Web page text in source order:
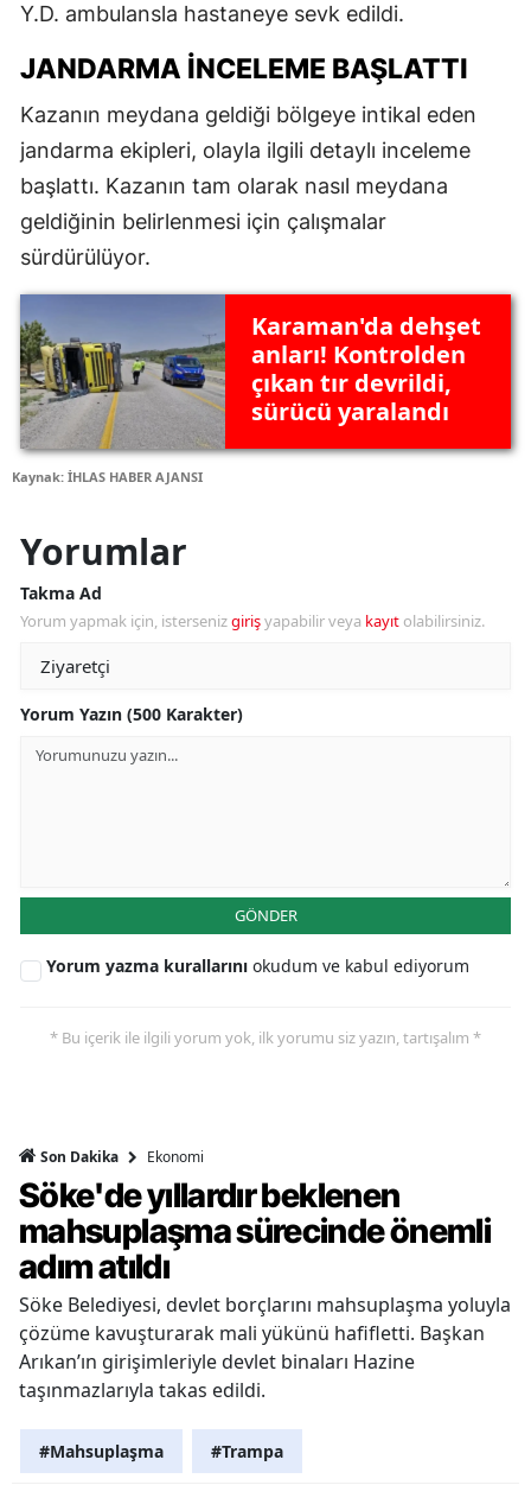
Y.D. ambulansla hastaneye sevk edildi.
JANDARMA INCELEME BAŞLATTI
Kazanın meydana geldiği bölgeye intikal eden
jandarma ekipleri, olayla ilgili detaylı inceleme
başlattı. Kazanın tam olarak nasıl meydana
geldiğinin belirlenmesi için çalışmalar
sürdürülüyor.
Karaman'da dehşet
anları! Kontrolden
çıkan tır devrildi,
sürücü yaralandı
Kaynak: İHLAS HABER AJANSI
Yorumlar
Takma Ad
Yorum yapmak için, istersenizgirişyapabilir veya kayıt olabilirsiniz.
Yorum Yazın (500 Karakter)
GÖNDER
Yorum yazma kurallarını okudum ve kabul ediyorum
* Bu içerik ile ilgili yorum yok, ilk yorumu siz yazın, tartışalım *
Son Dakika Ekonomi
Söke'de yıllardır beklenen
mahsuplaşma sürecinde önemli
adım atıldı
Söke Belediyesi, devlet borçlarını mahsuplaşma yoluyla
çözüme kavuşturarak mali yükünü hafifletti. Başkan
Arıkan’ın girişimleriyle devlet binaları Hazine
taşınmazlarıyla takas edildi.
#Mahsuplaşma #Trampa